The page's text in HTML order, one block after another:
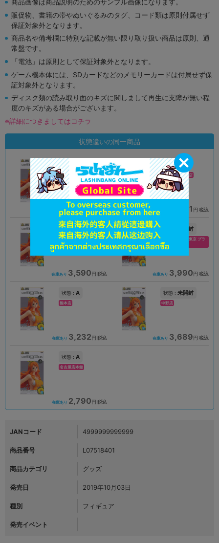
商品画像は商品説明のためのサンプル画像になります。
販促物、書籍の帯やぬいぐるみのタグ、コード類は原則付属せず
保証対象外となります。
商品名や備考欄に特別な記載が無い限り取り扱い商品は原則、通
常盤です。
「電池」は原則として保証対象外となります。
ゲーム機本体には、SDカードなどのメモリーカードは付属せず保
証対象外となります。
ディスク類の読み取り面のキズに関しまして再生に支障が無い程
度のキズがある場合がございます。
※詳細につきましてはコチラ
状態違いの同一商品
状態 :
オンライン
3,990円 税込
状態 : A
モラージュ菖蒲店
在庫あり 2,691 円 税込
状態 :A
名古屋大須店
在庫あり 3,590円 税込
未開封
ダイバーシティ東京 プラ
ザ店
在庫あり 3,990円 税込
状態 : A
熊本店
在庫あり 3,232円 税込
状態 : 未開封
中野店
在庫あり 3,689円 税込
状態 : A
名古屋店本館
在庫あり 2,790円 税込
JANコード 4999999999999
商品番号 L07518401
商品カテゴリ グッズ
発売日 2019年10月03日
種別 フィギュア
発売イベント